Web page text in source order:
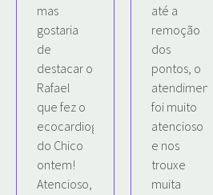
mas
gostaria
de
destacar o
Rafael
que fez o
ecocardiograma
do Chico
ontem!
Atencioso,
até a
remoção
dos
pontos, o
atendimento
foi muito
atencioso
e nos
trouxe
muita